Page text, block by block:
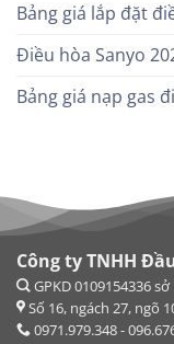
Bảng giá lắp đặt
Điều hòa Sanyo
Bảng giá nạp gas
Công ty TNHH